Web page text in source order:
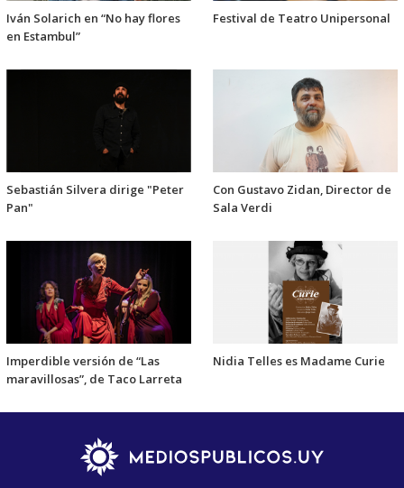
Iván Solarich en “No hay flores
en Estambul”
Festival de Teatro Unipersonal
Sebastián Silvera dirige "Peter
Pan"
Con Gustavo Zidan, Director de
Sala Verdi
Imperdible versión de “Las
maravillosas”, de Taco Larreta
Nidia Telles es Madame Curie